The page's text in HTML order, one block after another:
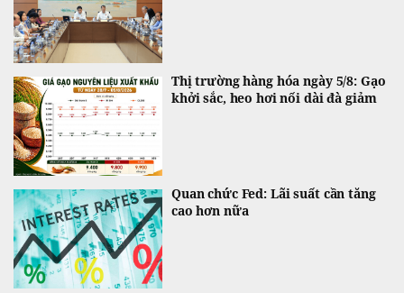
Thị trường hàng hóa ngày 5/8: Gạo
khởi sắc, heo hơi nối dài đà giảm
Quan chức Fed: Lãi suất cần tăng
cao hơn nữa